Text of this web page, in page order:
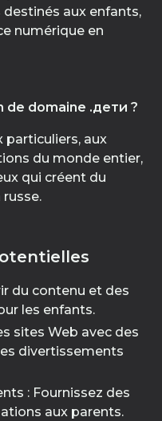
aux enfants,
numérique en
de domaine .дети ?
particuliers, aux
du monde entier,
qui créent du
du contenu et des
les enfants.
sites Web avec des
divertissements
: Fournissez des
aux parents.